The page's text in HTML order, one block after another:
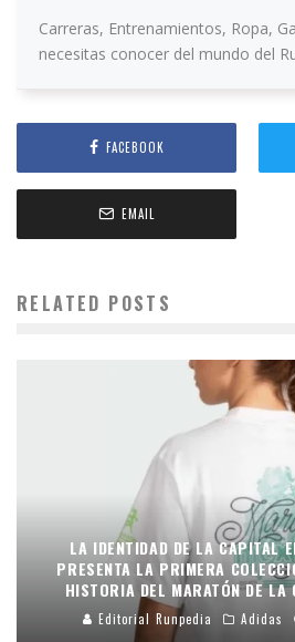
Carreras, Entrenamientos, Ropa,
necesitas conocer del mundo del
FACEBOOK
EMAIL
RELATED POSTS
LA IDENTIDAD DE LA CAPITAL
PRESENTA LA PRIMERA
HISTORIA DEL MARATÓN DE LA
Editorial Runpedia Adidas